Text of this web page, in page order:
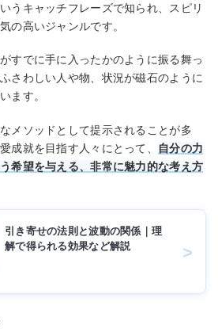
うキャッチフレーズで知られ、スピリ
の高いジャンルです。
すでに手に入ったかのように振る舞っ
さわしい人や物、状況が磁石のように
ます。
メソッドとして提示されることが多
成就を目指す人々にとって、
自分の力
希望を与える、非常に魅力的な考え方
引き寄せの法則と波動の関係｜理
解で得られる効果など解説